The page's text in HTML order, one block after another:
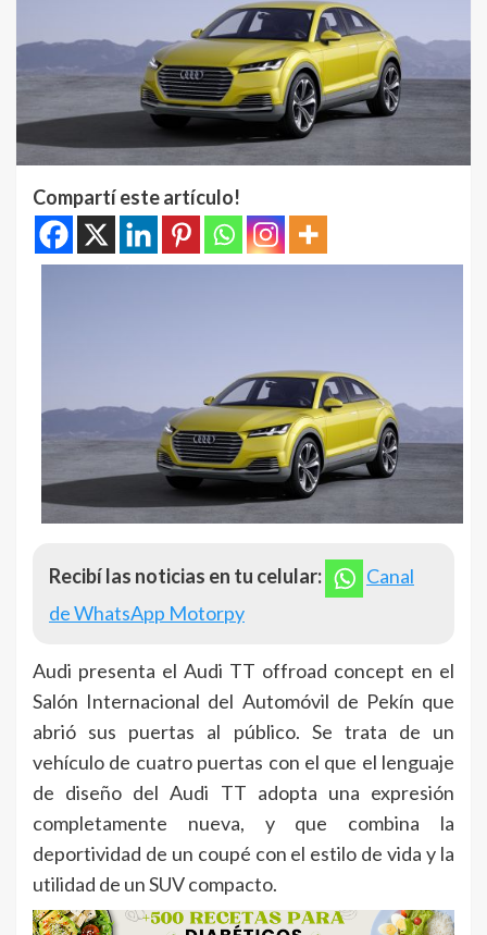
Compartí este artículo!
Recibí las noticias en tu celular:
Canal
de WhatsApp Motorpy
Audi presenta el Audi TT offroad concept en el
Salón Internacional del Automóvil de Pekín que
abrió sus puertas al público. Se trata de un
vehículo de cuatro puertas con el que el lenguaje
de diseño del Audi TT adopta una expresión
completamente nueva, y que combina la
deportividad de un coupé con el estilo de vida y la
utilidad de un SUV compacto.